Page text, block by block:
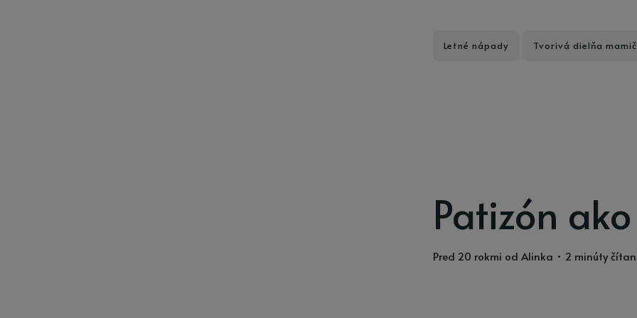
Letné nápady Tvorivá dielňa
Patizón
pred 20 rokmi od Alinka • 2 minúty